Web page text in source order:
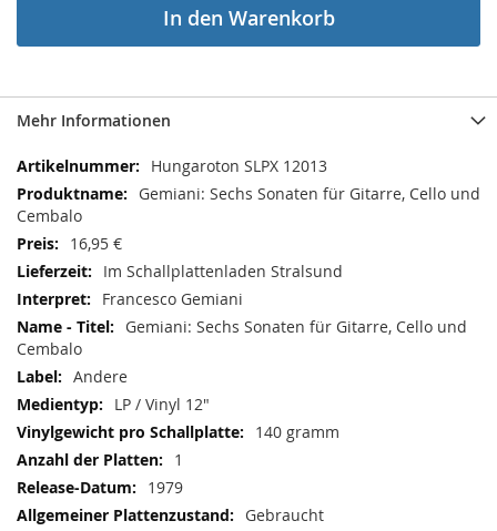
In den Warenkorb
Mehr Informationen
Mehr
Informationen
Hungaroton SLPX 12013
Gemiani: Sechs Sonaten für Gitarre, Cello und
Cembalo
16,95 €
Im Schallplattenladen Stralsund
Francesco Gemiani
Gemiani: Sechs Sonaten für Gitarre, Cello und
Cembalo
Andere
LP / Vinyl 12"
140 gramm
1
1979
Gebraucht